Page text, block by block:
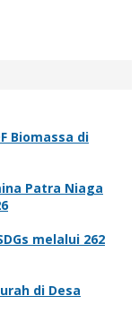
Biomassa di
Patra Niaga
melalui 262
di Desa